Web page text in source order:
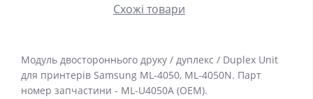
Схожі товари
Модуль двостороннього друку / дуплекс / Duplex Unit
для принтерів Samsung ML-4050, ML-4050N. Парт
номер запчастини - ML-U4050A (OEM).